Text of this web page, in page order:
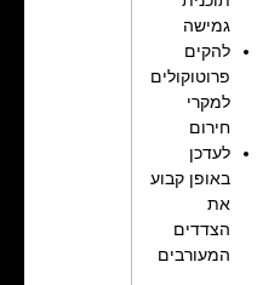
גמישה
להקים
פרוטוקולים
למקרי
חירום
לעדכן
באופן קבוע
את
הצדדים
המעורבים